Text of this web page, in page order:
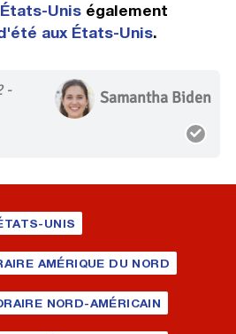
Uniségalement
aux États-Unis.
-
Samantha Biden
UNIS
AMÉRIQUE DU NORD
NORD-AMÉRICAIN